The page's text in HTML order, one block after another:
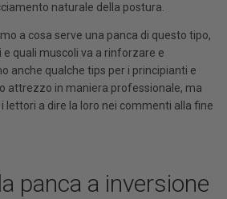
naturale della postura.
a cosa serve una panca di questo tipo,
e quali muscoli va a rinforzare e
anche qualche tips per i principianti e
attrezzo in maniera professionale, ma
lettori a dire la loro nei commenti alla fine
panca a inversione